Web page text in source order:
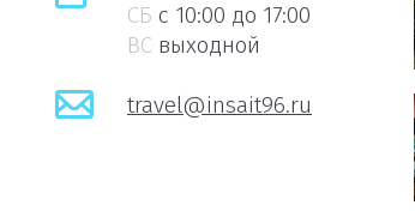
travel@insait96.ru
СБ c 10:00 до 17:00
ВС выходной